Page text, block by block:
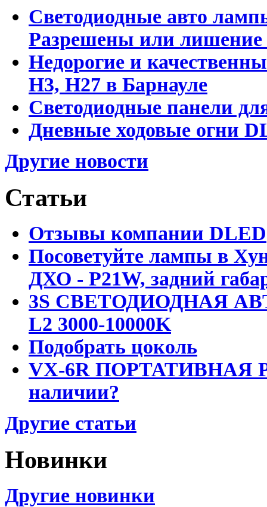
Светодиодные авто
Разрешены или лишение
Недорогие и
Н3, Н27 в Барнауле
Светодиодные панели
Дневные ходовые огни
Другие новости
Статьи
Отзывы компании DLED
Посоветуйте лампы в
ДХО - P21W, задний
3S СВЕТОДИОДНАЯ
L2 3000-10000K
Подобрать цоколь
VX-6R ПОРТАТИВНАЯ
наличии?
Другие статьи
Новинки
Другие новинки